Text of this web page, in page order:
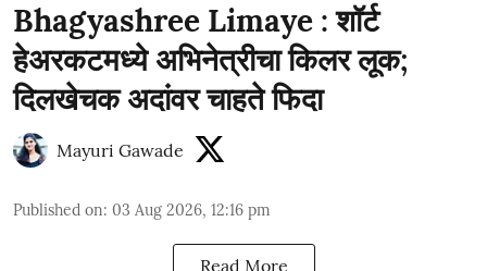
Bhagyashree Limaye : शॉर्ट
हेअरकटमध्ये अभिनेत्रीचा किलर लूक;
दिलखेचक अदांवर चाहते फिदा
Mayuri Gawade
Published on: 03 Aug 2026, 12:16 pm
Read More